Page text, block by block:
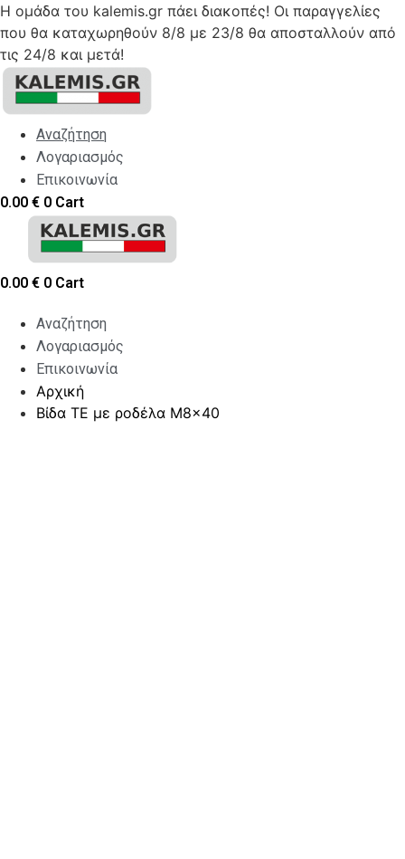
Η ομάδα του kalemis.gr πάει διακοπές! Οι παραγγελίες
που θα καταχωρηθούν 8/8 με 23/8 θα αποσταλλούν από
τις 24/8 και μετά!
Skip
content
Αναζήτηση
Λογαριασμός
Επικοινωνία
0.00 € 0 Cart
0.00 € 0 Cart
Αναζήτηση
Λογαριασμός
Επικοινωνία
Αρχική
Βίδα ΤΕ με ροδέλα M8x40